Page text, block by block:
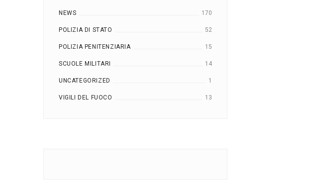
NEWS 170
POLIZIA DI STATO 52
POLIZIA PENITENZIARIA 15
SCUOLE MILITARI 14
UNCATEGORIZED 1
VIGILI DEL FUOCO 13